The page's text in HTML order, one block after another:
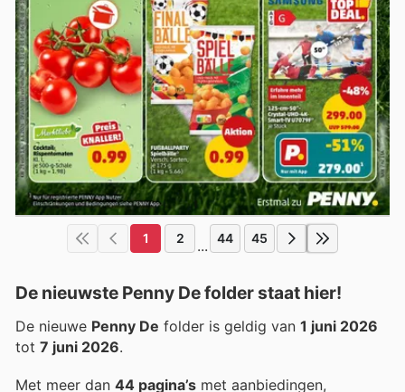
1 2 ... 44 45
De nieuwste Penny De folder staat hier!
De nieuwe Penny De folder is geldig van 1 juni 2026
tot 7 juni 2026.
Met meer dan 44 pagina’s met aanbiedingen,